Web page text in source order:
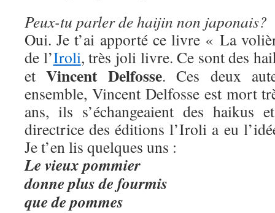
Peux-tu parler de haijin non japonais?
Oui. Je t’ai apporté ce livre « La
de l’Iroli, très joli livre. Ce sont des
etVincent Delfosse. Ces deux
ensemble, Vincent Delfosse est mort
ans, ils s’échangeaient des haikus
directrice des éditions l’Iroli a eu
Je t’en lis quelques uns :
Le vieux pommier
donne plus de fourmis
que de pommes